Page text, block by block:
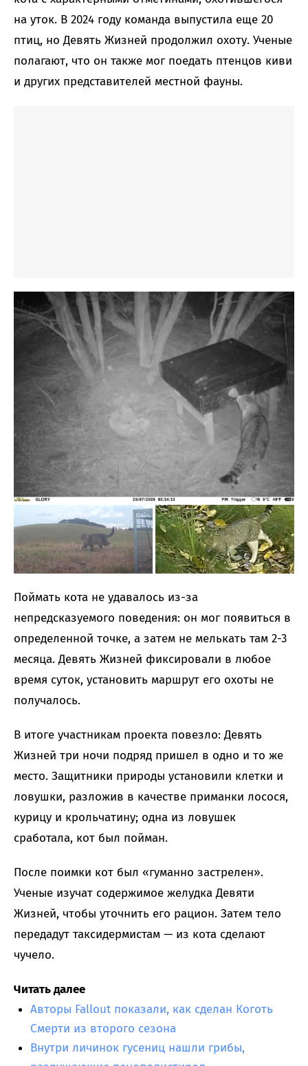
на уток. В 2024 году команда выпустила еще 20
птиц, но Девять Жизней продолжил охоту. Ученые
полагают, что он также мог поедать птенцов киви
и других представителей местной фауны.
Поймать кота не удавалось из-за
непредсказуемого поведения: он мог появиться в
определенной точке, а затем не мелькать там 2-3
месяца. Девять Жизней фиксировали в любое
время суток, установить маршрут его охоты не
получалось.
В итоге участникам проекта повезло: Девять
Жизней три ночи подряд пришел в одно и то же
место. Защитники природы установили клетки и
ловушки, разложив в качестве приманки лосося,
курицу и крольчатину; одна из ловушек
сработала, кот был пойман.
После поимки кот был «гуманно застрелен».
Ученые изучат содержимое желудка Девяти
Жизней, чтобы уточнить его рацион. Затем тело
передадут таксидермистам — из кота сделают
чучело.
Читать далее
Авторы Fallout показали, как сделан Коготь
Смерти из второго сезона
Внутри личинок гусениц нашли грибы,